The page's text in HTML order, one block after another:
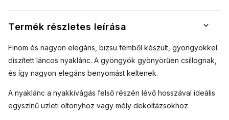
Termék részletes leírása
Finom és nagyon elegáns, bizsu fémből készült, gyöngyökkel
díszített láncos nyaklánc. A gyöngyök gyönyörűen csillognak,
és így nagyon elegáns benyomást keltenek.
A nyaklánc a nyakkivágás felső részén lévő hosszával ideális
egyszínű üzleti öltönyhöz vagy mély dekoltázsokhoz.